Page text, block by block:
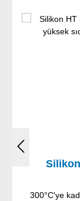
Silikon
300°C'ye